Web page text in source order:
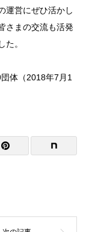
運営にぜひ活かし
さまの交流も活発
。
体（2018年7月1